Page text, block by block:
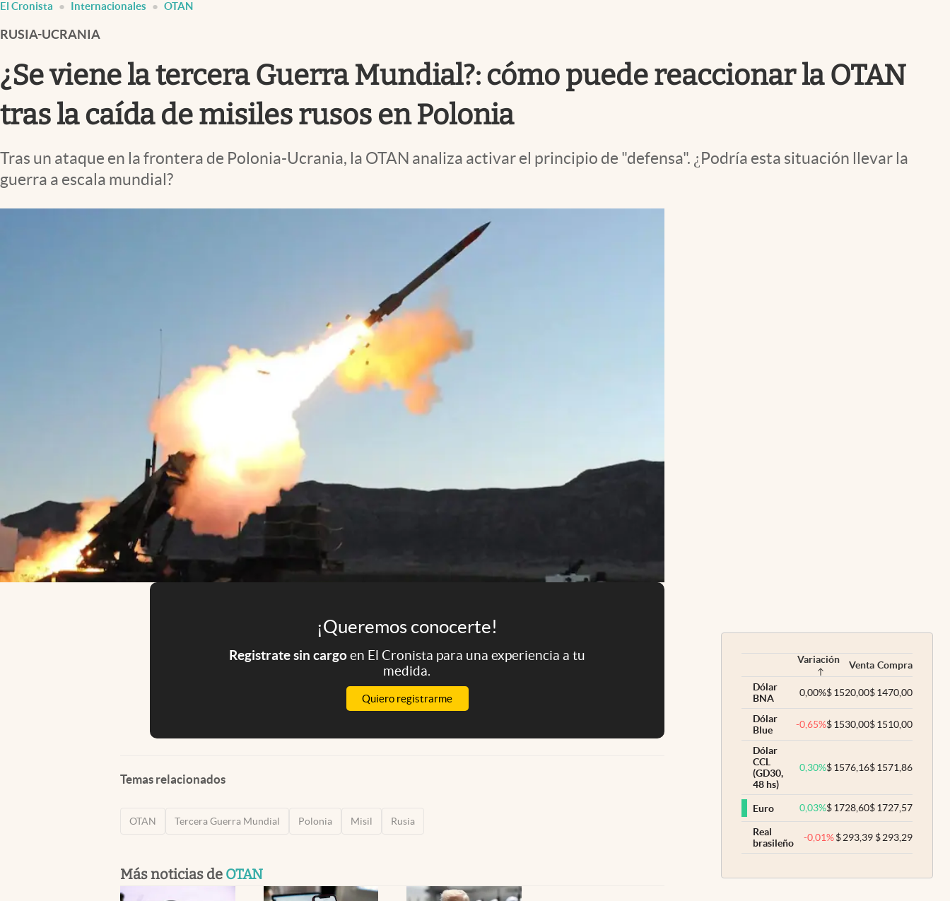
Infotechnology
Clase
Clima
Mundial 2026
Eventos Corporativos
El Cronista Internacionales OTAN
RUSIA-UCRANIA
¿Se viene la tercera Guerra Mundial?: cómo puede reaccionar la OTAN
tras la caída de misiles rusos en Polonia
Tras un ataque en la frontera de Polonia-Ucrania, la OTAN analiza activar el principio de "defensa". ¿Podría esta situación llevar la
guerra a escala mundial?
¡Queremos conocerte!
Registrate sin cargoen El Cronista para una experiencia a tu
medida.
Quiero registrarme
Temas relacionados
OTAN Tercera Guerra Mundial Polonia Misil Rusia
Más noticias de OTAN
Variación Venta Compra
Dólar
BNA
0,00%$1520,00$1470,00
Dólar
Blue
-0,65%$1530,00$1510,00
Dólar
CCL
(GD30,
48 hs)
0,30%$1576,16$1571,86
Euro 0,03%$1728,60$1727,57
Real
brasileño
-0,01% $293,39 $293,29